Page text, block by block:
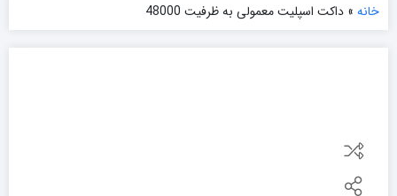
خانه » داکت اسپلیت معمولی به ظرفیت 48000